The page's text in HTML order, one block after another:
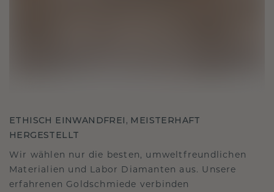
ETHISCH EINWANDFREI, MEISTERHAFT
HERGESTELLT
Wir wählen nur die besten, umweltfreundlichen
Materialien und Labor Diamanten aus. Unsere
erfahrenen Goldschmiede verbinden